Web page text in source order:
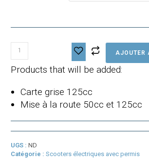
Scooter
électrique
NX2
AJOUTER
Products that will be added:
Carte grise 125cc
Mise à la route 50cc et 125cc
UGS :ND
Catégorie :Scooters électriques avec permis